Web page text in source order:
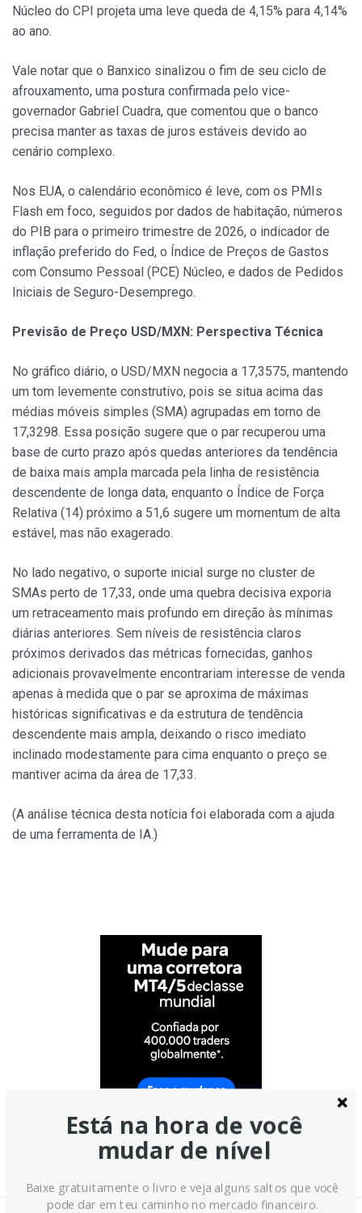
Núcleo do CPI projeta uma leve queda de 4,15% para 4,14%
ao ano.
Vale notar que o Banxico sinalizou o fim de seu ciclo de
afrouxamento, uma postura confirmada pelo vice-
governador Gabriel Cuadra, que comentou que o banco
precisa manter as taxas de juros estáveis devido ao
cenário complexo.
Nos EUA, o calendário econômico é leve, com os PMIs
Flash em foco, seguidos por dados de habitação, números
do PIB para o primeiro trimestre de 2026, o indicador de
inflação preferido do Fed, o Índice de Preços de Gastos
com Consumo Pessoal (PCE) Núcleo, e dados de Pedidos
Iniciais de Seguro-Desemprego.
Previsão de Preço USD/MXN: Perspectiva Técnica
No gráfico diário, o USD/MXN negocia a 17,3575, mantendo
um tom levemente construtivo, pois se situa acima das
médias móveis simples (SMA) agrupadas em torno de
17,3298. Essa posição sugere que o par recuperou uma
base de curto prazo após quedas anteriores da tendência
de baixa mais ampla marcada pela linha de resistência
descendente de longa data, enquanto o Índice de Força
Relativa (14) próximo a 51,6 sugere um momentum de alta
estável, mas não exagerado.
No lado negativo, o suporte inicial surge no cluster de
SMAs perto de 17,33, onde uma quebra decisiva exporia
um retraceamento mais profundo em direção às mínimas
diárias anteriores. Sem níveis de resistência claros
próximos derivados das métricas fornecidas, ganhos
adicionais provavelmente encontrariam interesse de venda
apenas à medida que o par se aproxima de máximas
históricas significativas e da estrutura de tendência
descendente mais ampla, deixando o risco imediato
inclinado modestamente para cima enquanto o preço se
mantiver acima da área de 17,33.
(A análise técnica desta notícia foi elaborada com a ajuda
de uma ferramenta de IA.)
Está na hora de você
mudar de nível
Baixe gratuitamente o livro e veja alguns saltos que você
pode dar em teu caminho no mercado financeiro.